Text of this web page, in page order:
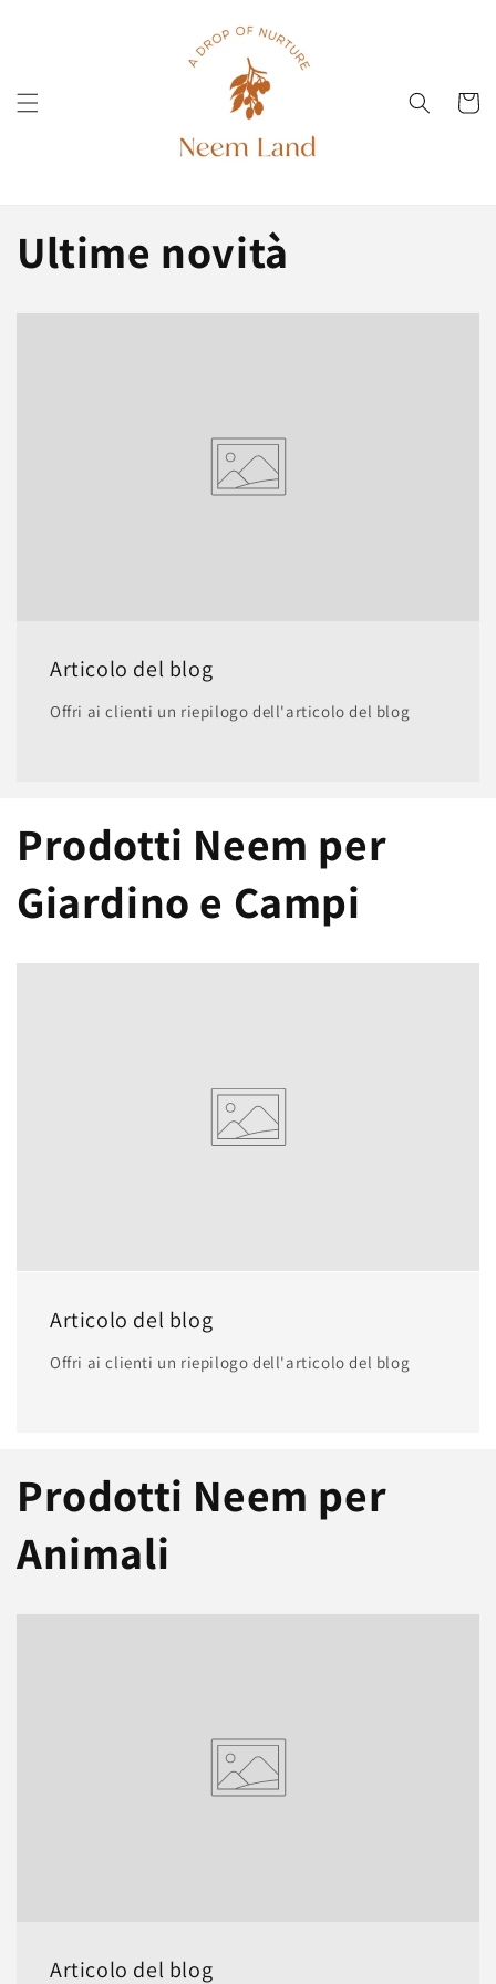
Carrello
Ultime novità
Articolo del blog
Offri ai clienti un riepilogo dell'articolo del blog
Prodotti Neem per
Giardino e Campi
Articolo del blog
Offri ai clienti un riepilogo dell'articolo del blog
Prodotti Neem per
Animali
Articolo del blog